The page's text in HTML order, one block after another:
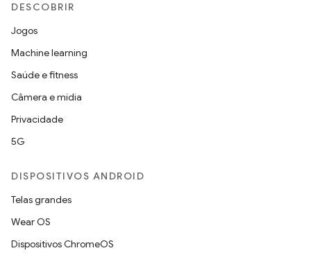
DESCOBRIR
Jogos
Machine learning
Saúde e fitness
Câmera e mídia
Privacidade
5G
DISPOSITIVOS ANDROID
Telas grandes
Wear OS
Dispositivos ChromeOS